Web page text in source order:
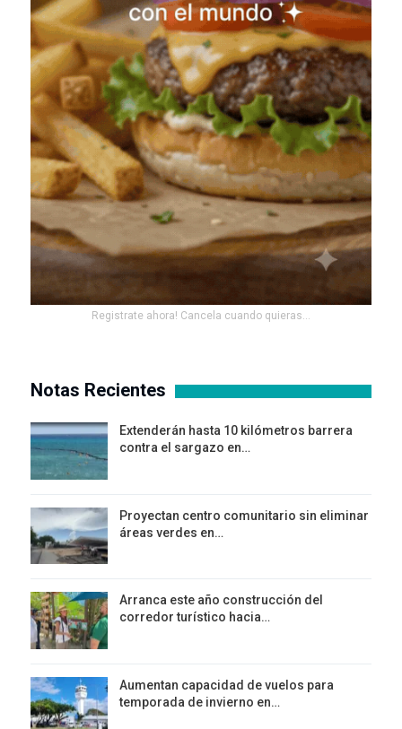
Registrate ahora! Cancela cuando quieras...
Notas Recientes
Extenderán hasta 10 kilómetros barrera
contra el sargazo en…
Proyectan centro comunitario sin eliminar
áreas verdes en…
Arranca este año construcción del
corredor turístico hacia…
Aumentan capacidad de vuelos para
temporada de invierno en…